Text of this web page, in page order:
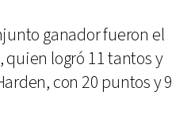
ganador fueron el
logró 11 tantos y
con 20 puntos y 9